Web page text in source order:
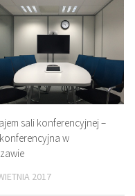
sali konferencyjnej –
w
2017